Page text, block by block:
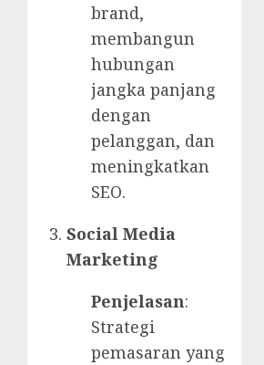
brand,
membangun
hubungan
jangka panjang
dengan
pelanggan, dan
meningkatkan
SEO.
Social Media
Marketing
Penjelasan:
Strategi
pemasaran yang